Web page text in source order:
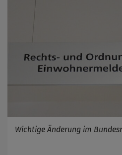
Wichtige Änderung im